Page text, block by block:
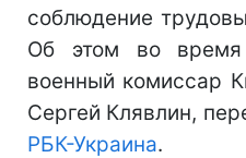
соблюдение
Об этом во время
военный комиссар
Сергей Клявлин,
РБК-Украина.